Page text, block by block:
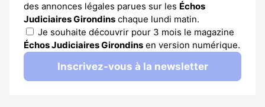
des annonces légales parues sur les Échos
Judiciaires Girondins chaque lundi matin.
Je souhaite découvrir pour 3 mois le magazine
Échos Judiciaires Girondins en version numérique.
Inscrivez-vous à la newsletter